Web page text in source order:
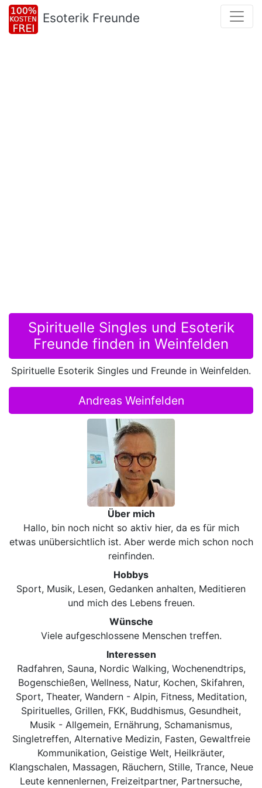
Esoterik Freunde
Spirituelle Singles und Esoterik
Freunde finden in Weinfelden
Spirituelle Esoterik Singles und Freunde in Weinfelden.
Andreas Weinfelden
Über mich
Hallo, bin noch nicht so aktiv hier, da es für mich
etwas unübersichtlich ist. Aber werde mich schon noch
reinfinden.
Hobbys
Sport, Musik, Lesen, Gedanken anhalten, Meditieren
und mich des Lebens freuen.
Wünsche
Viele aufgeschlossene Menschen treffen.
Interessen
Radfahren, Sauna, Nordic Walking, Wochenendtrips,
Bogenschießen, Wellness, Natur, Kochen, Skifahren,
Sport, Theater, Wandern - Alpin, Fitness, Meditation,
Spirituelles, Grillen, FKK, Buddhismus, Gesundheit,
Musik - Allgemein, Ernährung, Schamanismus,
Singletreffen, Alternative Medizin, Fasten, Gewaltfreie
Kommunikation, Geistige Welt, Heilkräuter,
Klangschalen, Massagen, Räuchern, Stille, Trance, Neue
Leute kennenlernen, Freizeitpartner, Partnersuche,